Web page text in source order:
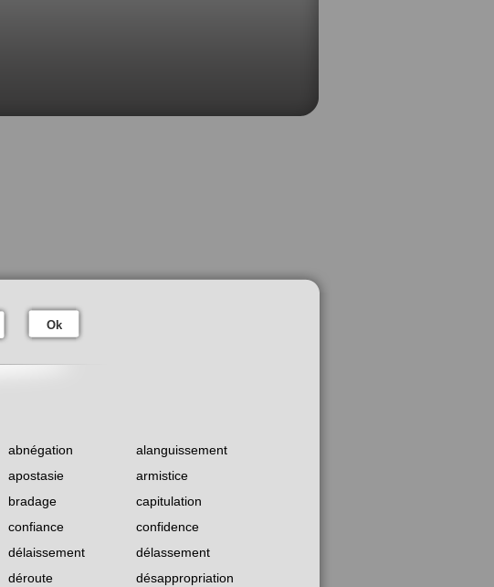
Ok
abnégation
alanguissement
apostasie
armistice
bradage
capitulation
confiance
confidence
délaissement
délassement
déroute
désappropriation